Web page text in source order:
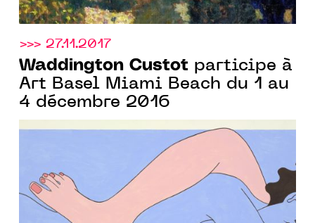
>>> 27.11.2017
Waddington Custot participe à
Art Basel Miami Beach du 1 au
4 décembre 2016